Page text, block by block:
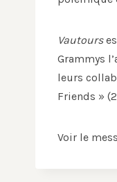
Vautours
Grammys
leurs
Friends »
Voir le